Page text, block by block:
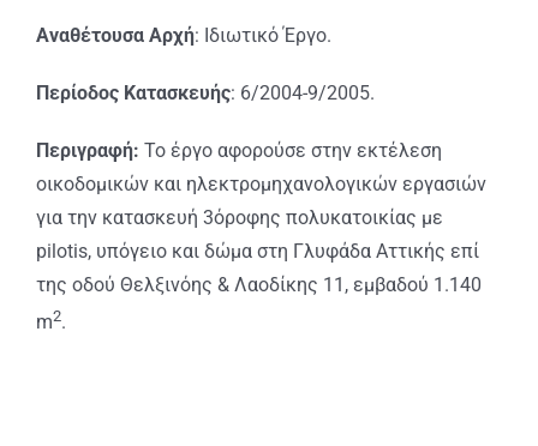
Αναθέτουσα Αρχή: Ιδιωτικό Έργο.
Περίοδος Κατασκευής: 6/2004-9/2005.
Περιγραφή: Το έργο αφορούσε στην εκτέλεση
οικοδομικών και ηλεκτρομηχανολογικών εργασιών
για την κατασκευή 3όροφης πολυκατοικίας με
pilotis, υπόγειο και δώμα στη Γλυφάδα Αττικής επί
της οδού Θελξινόης & Λαοδίκης 11, εμβαδού 1.140
m2.